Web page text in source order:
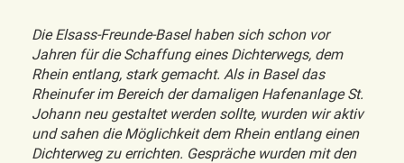
Die Elsass-Freunde-Basel haben sich schon vor
Jahren für die Schaffung eines Dichterwegs, dem
Rhein entlang, stark gemacht. Als in Basel das
Rheinufer im Bereich der damaligen Hafenanlage St.
Johann neu gestaltet werden sollte, wurden wir aktiv
und sahen die Möglichkeit dem Rhein entlang einen
Dichterweg zu errichten. Gespräche wurden mit den